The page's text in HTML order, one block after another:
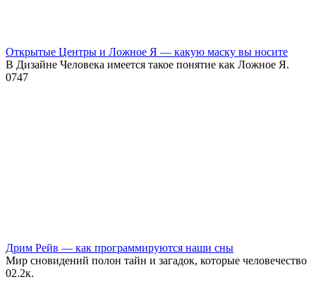
Открытые Центры и Ложное Я — какую маску вы носите
В Дизайне Человека имеется такое понятие как Ложное Я.
0747
Дрим Рейв — как программируются наши сны
Мир сновидений полон тайн и загадок, которые человечество
02.2к.